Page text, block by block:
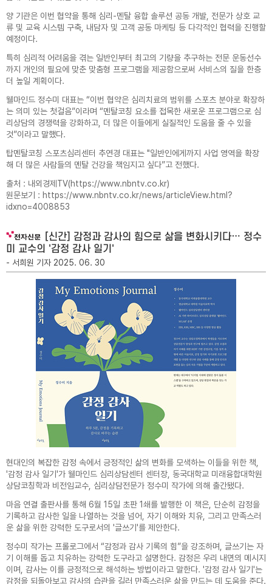
양 기관은 이번 협약을 통해 심리-멘탈 융합 솔루션 공동 개발, 전문가 상호 교
류 및 교육 시스템 구축, 내담자 및 고객 공동 마케팅 등 다각적인 협력을 진행할
예정이다.
특히 심리적 어려움을 겪는 일반인부터 최고의 기량을 추구하는 전문 운동선수
까지 개인의 필요에 맞춘 맞춤형 프로그램을 제공함으로써 서비스의 질을 한층
더 높일 계획이다.
웰마인드 정수미 대표는 “이번 협약은 심리치료의 범위를 스포츠 분야로 확장하
는 의미 있는 첫걸음”이라며 “멘탈코칭 요소를 접목한 새로운 프로그램으로 심
리상담의 경쟁력을 강화하고, 더 많은 이들에게 실질적인 도움을 줄 수 있을
것”이라고 말했다.
탑멘탈코칭 스포츠심리센터 추연경 대표는 "일반인에게까지 사업 영역을 확장
해 더 많은 사람들의 멘탈 건강을 책임지고 싶다”고 전했다.
출처 : 내외경제TV(https://www.nbntv.co.kr)
원문보기 : https://www.nbntv.co.kr/news/articleView.html?
idxno=4008853
[신간] 감정과 감사의 힘으로 삶을 변화시키다… 정수
미 교수의 '감정 감사 일기'
- 서희원 기자 2025. 06. 30
현대인의 복잡한 감정 속에서 긍정적인 삶의 변화를 모색하는 이들을 위한 책,
'감정 감사 일기'가 웰마인드 심리상담센터 센터장, 동국대학교 미래융합대학원
상담코칭학과 비전임교수, 심리상담전문가 정수미 작가에 의해 출간됐다.
마음 연결 출판사를 통해 6월 15일 초판 1쇄를 발행한 이 책은, 단순히 감정을
기록하고 감사한 일을 나열하는 것을 넘어, 자기 이해와 치유, 그리고 만족스러
운 삶을 위한 강력한 도구로서의 '글쓰기'를 제안한다.
정수미 작가는 프롤로그에서 “감정과 감사 기록의 힘”을 강조하며, 글쓰기는 자
기 이해를 돕고 치유하는 강력한 도구라고 설명한다. 감정은 우리 내면의 메시지
이며, 감사는 이를 긍정적으로 해석하는 방법이라고 말한다. '감정 감사 일기'는
감정을 되돌아보고 감사의 습관을 길러 만족스러운 삶을 만드는 데 도움을 준다.